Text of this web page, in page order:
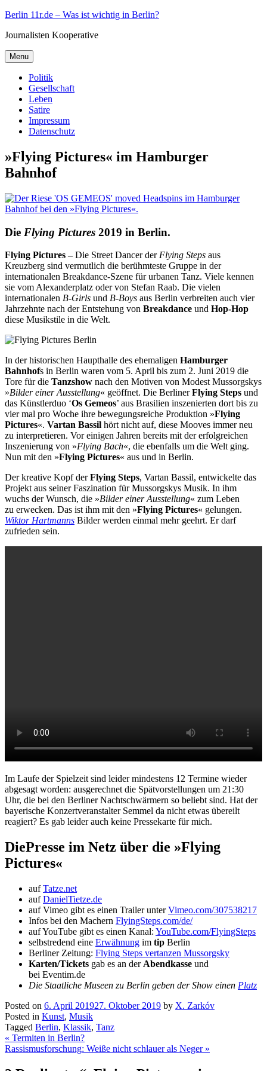
Skip
content
Berlin 11r.de – Was ist wichtig in Berlin?
Journalisten Kooperative
Menu
Politik
Gesellschaft
Leben
Satire
Impressum
Datenschutz
»Flying Pictures« im Hamburger
Bahnhof
Die Flying Pictures 2019 in Berlin.
Flying Pictures –Die Street Dancer der Flying Steps aus
Kreuzberg sind vermutlich die berühmteste Gruppe in der
internationalen Breakdance-Szene für urbanen Tanz. Viele kennen
sie vom Alexanderplatz oder von Stefan Raab. Die vielen
internationalen B-Girls und B-Boys aus Berlin verbreiten auch vier
Jahrzehnte nach der Entstehung von Breakdance und Hop-Hop
diese Musikstile in die Welt.
In der historischen Haupthalle des ehemaligen Hamburger
Bahnhofs in Berlin waren vom 5. April bis zum 2. Juni 2019 die
Tore für die Tanzshow nach den Motiven von Modest Mussorgskys
»Bilder einer Ausstellung« geöffnet. Die BerlinerFlying Steps und
das Künstlerduo ‘Os Gemeos’ aus Brasilien inszenierten dort bis zu
vier mal pro Woche ihre bewegungsreiche Produktion »Flying
Pictures«. Vartan Bassil hört nicht auf, diese Mooves immer neu
zu interpretieren. Vor einigen Jahren bereits mit der erfolgreichen
Inszenierung von »Flying Bach«, die ebenfalls um die Welt ging.
Nun mit den »Flying Pictures« aus und in Berlin.
Der kreative Kopf derFlying Steps, Vartan Bassil, entwickelte das
Projekt aus seiner Faszination für Mussorgskys Musik. In ihm
wuchs der Wunsch, die »Bilder einer Ausstellung« zum Leben
zu erwecken. Das ist ihm mit den »Flying Pictures« gelungen.
Wiktor Hartmanns Bilder werden einmal mehr geehrt. Er darf
zufrieden sein.
Im Laufe der Spielzeit sind leider mindestens 12 Termine wieder
abgesagt worden: ausgerechnet die Spätvorstellungen um 21:30
Uhr, die bei den Berliner Nachtschwärmern so beliebt sind. Hat der
bayerische Konzertveranstalter Semmel da nicht etwas übereilt
reagiert? Es gab leider auch keine Pressekarte für mich.
DiePresse im Netz über die »Flying
Pictures«
aufTatze.net
aufDanielTietze.de
auf Vimeo gibt es einen Trailer unterVimeo.com/307538217
Infos bei den Machern FlyingSteps.com/de/
auf YouTube gibt es einen Kanal: YouTube.com/FlyingSteps
selbstredend eine Erwähnung im tip Berlin
Berliner Zeitung: Flying Steps vertanzen Mussorgsky
Karten/Tickets gab es an der Abendkasse und
bei Eventim.de
Die Staatliche Museen zu Berlin geben der Show einen Platz
Posted on 6. April 201927. Oktober 2019 by X. Zarkóv
Posted in Kunst, Musik
Tagged Berlin, Klassik, Tanz
Beitragsnavigation
« Termiten in Berlin?
Rassismusforschung: Weiße nicht schlauer als Neger»